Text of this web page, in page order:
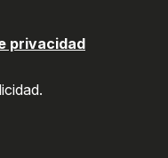
privacidad